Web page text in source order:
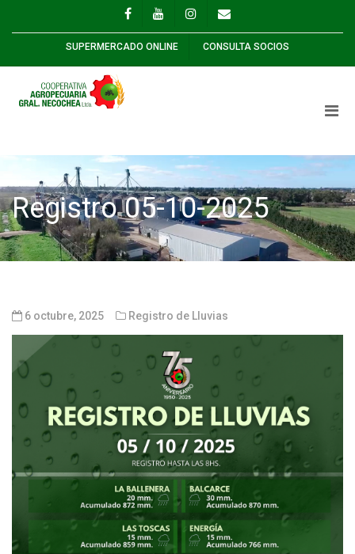
SUPERMERCADO ONLINE CONSULTA SOCIOS
Registro 05-10-2025
6 octubre, 2025 Registro de Lluvias